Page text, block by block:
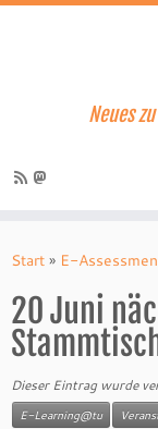
Inhalt
Neues
Start » E-
20 Juni
Dieser Eintrag wurde
E-Learning@tu